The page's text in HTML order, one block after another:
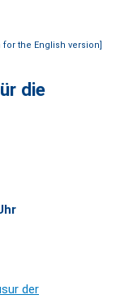
for the English version]
die
der